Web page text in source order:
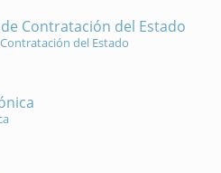
Contratación del Estado
del Estado